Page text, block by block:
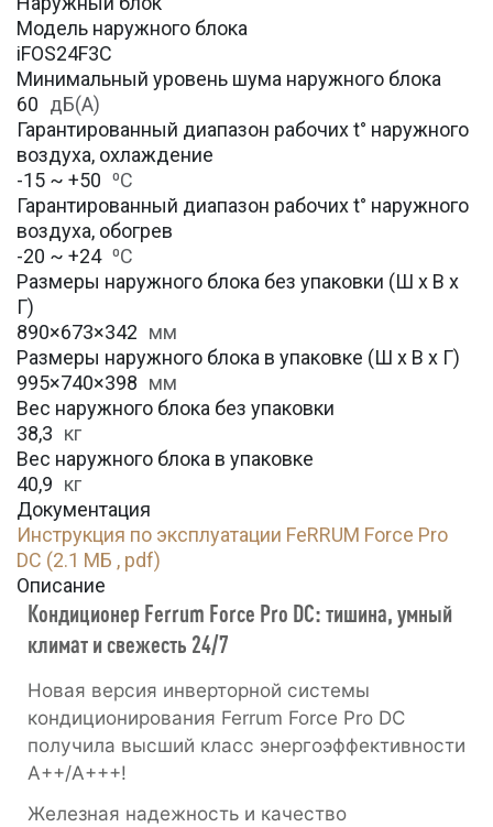
Модель наружного блока
iFOS24F3C
Минимальный уровень шума наружного блока
60 дБ(А)
Гарантированный диапазон рабочих t° наружного
воздуха, охлаждение
-15 ~ +50 ⁰С
Гарантированный диапазон рабочих t° наружного
воздуха, обогрев
-20 ~ +24 ⁰С
Размеры наружного блока без упаковки (Ш х В х
Г)
890×673×342 мм
Размеры наружного блока в упаковке (Ш х В х Г)
995×740×398 мм
Вес наружного блока без упаковки
38,3 кг
Вес наружного блока в упаковке
40,9 кг
Документация
Инструкция по эксплуатации FeRRUM Force Pro
DC (2.1 МБ , pdf)
Описание
Кондиционер Ferrum Force Pro DC: тишина, умный
климат и свежесть 24/7
Новая версия инверторной системы
кондиционирования Ferrum Force Pro DC
получила высший класс энергоэффективности
А++/А+++!
Железная надежность и качество